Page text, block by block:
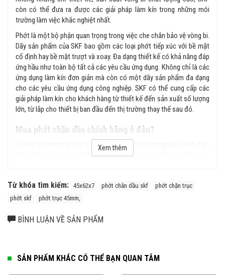
còn có thể đưa ra được các giải pháp làm kín trong những môi
trường làm việc khắc nghiệt nhất.
Phớt là một bộ phận quan trọng trong việc che chắn bảo vệ vòng bi.
Dãy sản phẩm của SKF bao gồm các loại phớt tiếp xúc với bề mặt
cố định hay bề mặt trượt và xoay. Đa dạng thiết kế có khả năng đáp
ứng hầu như toàn bộ tất cả các yêu cầu ứng dụng. Không chỉ là các
ứng dụng làm kín đơn giản mà còn có một dãy sản phẩm đa dạng
cho các yêu cầu ứng dụng công nghiệp. SKF có thể cung cấp các
giải pháp làm kín cho khách hàng từ thiết kế đến sản xuất số lượng
lớn, từ lắp cho thiết bị ban đầu đến thị trường thay thế sau đó.
Mua phớt chặn dầu chính hãng ở đâu?
Chúng tôi cung cấp các loại sản phẩm phớt công nghiệp, phớt chặn
dầu, phớt chịu nhiệt, phớt thủy lực... chính hãng SKF, cam kết hoàn
phẩm.
Xem thêm
Từ khóa tìm kiếm: 45x62x7 phớt chắn dầu skf
phớt chặn trục
phớt skf
phớt trục 45mm,
BÌNH LUẬN VỀ SẢN PHẨM
SẢN PHẨM KHÁC CÓ THỂ BẠN QUAN TÂM